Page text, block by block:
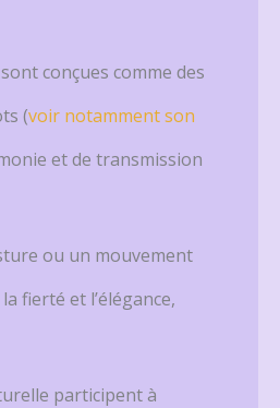
conçues comme des
(voir notamment son
et de transmission
ou un mouvement
fierté et l’élégance,
participent à